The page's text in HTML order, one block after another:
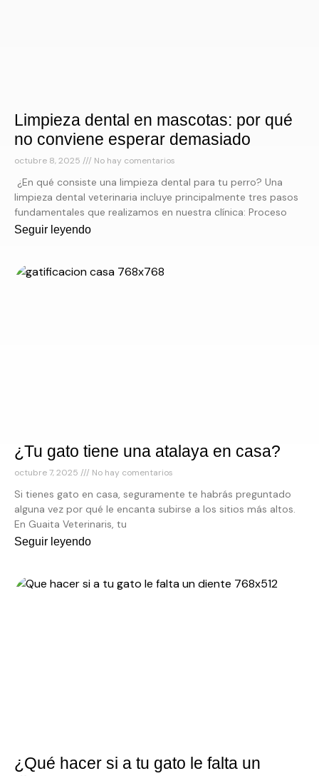
Limpieza dental en mascotas: por qué
no conviene esperar demasiado
octubre 8, 2025 No hay comentarios
¿En qué consiste una limpieza dental para tu perro? Una
limpieza dental veterinaria incluye principalmente tres pasos
fundamentales que realizamos en nuestra clínica: Proceso
Seguir leyendo
¿Tu gato tiene una atalaya en casa?
octubre 7, 2025 No hay comentarios
Si tienes gato en casa, seguramente te habrás preguntado
alguna vez por qué le encanta subirse a los sitios más altos.
En Guaita Veterinaris, tu
Seguir leyendo
¿Qué hacer si a tu gato le falta un